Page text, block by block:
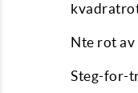
Nte rot av
Steg-for-